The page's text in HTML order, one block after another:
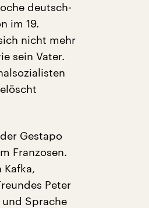
deutsch-
im 19.
nicht mehr
sein Vater.
Gestapo
Franzosen.
Peter
Sprache